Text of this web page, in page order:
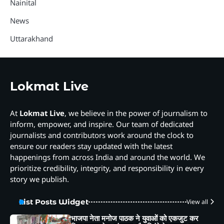
Nainital
News
Uttarakhand
Lokmat Live
At Lokmat Live, we believe in the power of journalism to
inform, empower, and inspire. Our team of dedicated
journalists and contributors work around the clock to
ensure our readers stay updated with the latest
happenings from across India and around the world. We
prioritize credibility, integrity, and responsibility in every
story we publish.
List Posts Widget View all
भाजपा नेता मनोज पाठक ने युवाओं को एकजुट कर